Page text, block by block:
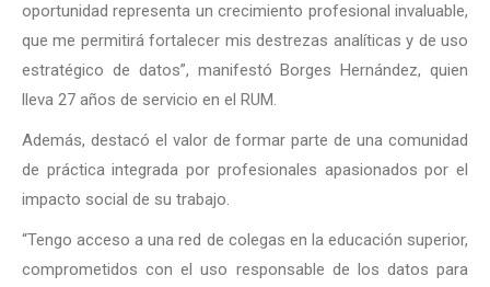
oportunidad representa un crecimiento profesional invaluable,
que me permitirá fortalecer mis destrezas analíticas y de uso
estratégico de datos”, manifestó Borges Hernández, quien
lleva 27 años de servicio en el RUM.
Además, destacó el valor de formar parte de una comunidad
de práctica integrada por profesionales apasionados por el
impacto social de su trabajo.
“Tengo acceso a una red de colegas en la educación superior,
comprometidos con el uso responsable de los datos para